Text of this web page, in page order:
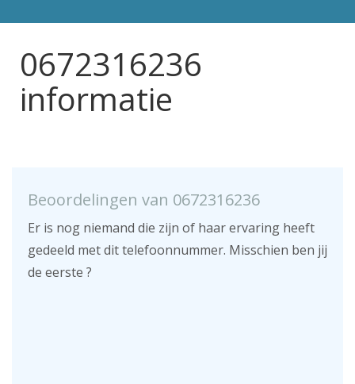
0672316236
informatie
Beoordelingen van 0672316236
Er is nog niemand die zijn of haar ervaring heeft
gedeeld met dit telefoonnummer. Misschien ben jij
de eerste ?